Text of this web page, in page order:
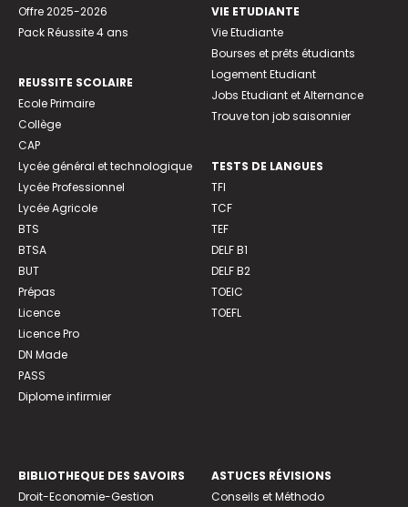
Offre 2025-2026
Pack Réussite 4 ans
REUSSITE SCOLAIRE
Ecole Primaire
Collège
CAP
Lycée général et technologique
Lycée Professionnel
Lycée Agricole
BTS
BTSA
BUT
Prépas
Licence
Licence Pro
DN Made
PASS
Diplome infirmier
VIE ETUDIANTE
Vie Etudiante
Bourses et prêts étudiants
Logement Etudiant
Jobs Etudiant et Alternance
Trouve ton job saisonnier
TESTS DE LANGUES
TFI
TCF
TEF
DELF B1
DELF B2
TOEIC
TOEFL
BIBLIOTHEQUE DES SAVOIRS
Droit-Economie-Gestion
ASTUCES RÉVISIONS
Conseils et Méthodo